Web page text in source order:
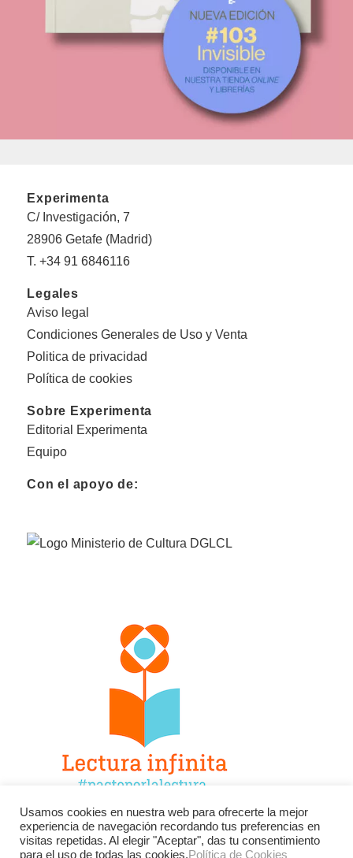
Experimenta
C/ Investigación, 7
28906 Getafe (Madrid)
T. +34 91 6846116
Legales
Aviso legal
Condiciones Generales de Uso y Venta
Politica de privacidad
Política de cookies
Sobre Experimenta
Editorial Experimenta
Equipo
Con el apoyo de:
Facebook Twitter
Instagram
Usamos cookies en nuestra web para ofrecerte la mejor
experiencia de navegación recordando tus preferencias en
visitas repetidas. Al elegir "Aceptar", das tu consentimiento
para el uso de todas las cookies.Política de Cookies